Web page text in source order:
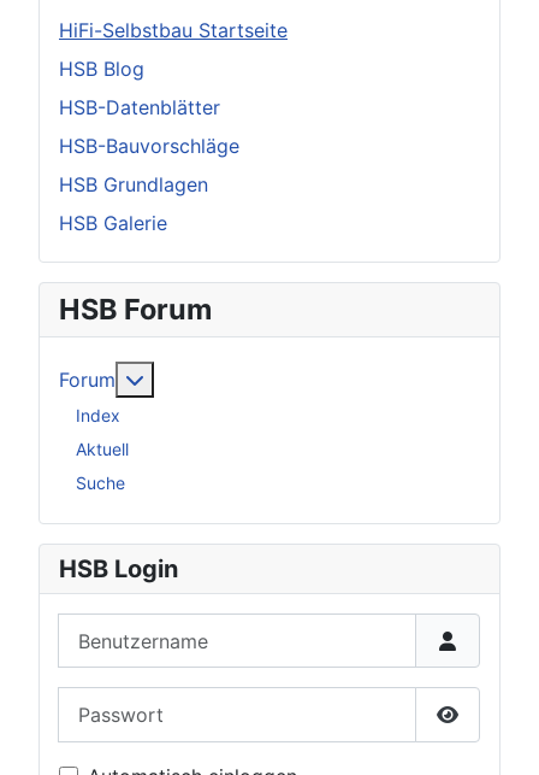
HiFi-Selbstbau Startseite
HSB Blog
HSB-Datenblätter
HSB-Bauvorschläge
HSB Grundlagen
HSB Galerie
HSB Forum
Forum
Index
Aktuell
Suche
HSB Login
Passwort